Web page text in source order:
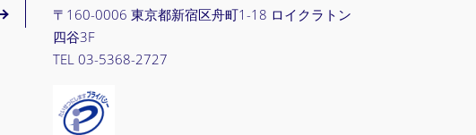
〒160-0006 東京都新宿区舟町1-18 ロイクラトン
四谷3F
TEL 03-5368-2727